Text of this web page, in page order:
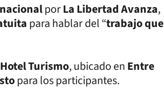
porLa Libertad Avanza,
para hablar del “trabajo que
Hotel Turismo, ubicado enEntre
para los participantes.